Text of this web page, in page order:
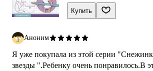
Купить
Аноним
Я уже покупала из этой серии
звезды ".Ребенку очень понравилось.В